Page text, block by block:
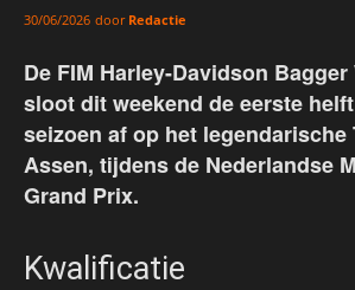
30/06/2026 door Redactie
De FIM Harley-Davidson
sloot dit weekend de eerste
seizoen af op het legendarische
Assen, tijdens de Nederlandse
Grand Prix.
Kwalificatie